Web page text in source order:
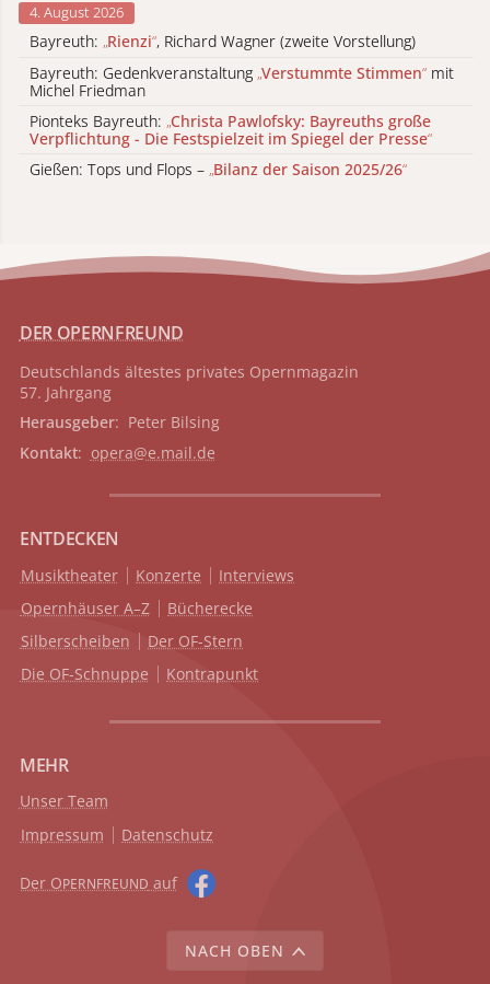
4. August 2026
Bayreuth: „Rienzi“, Richard Wagner (zweite Vorstellung)
Bayreuth: Gedenkveranstaltung „Verstummte Stimmen“ mit
Michel Friedman
Pionteks Bayreuth: „Christa Pawlofsky: Bayreuths große
Verpflichtung - Die Festspielzeit im Spiegel der Presse“
Gießen: Tops und Flops – „Bilanz der Saison 2025/26“
DER OPERNFREUND
Deutschlands ältestes privates Opernmagazin
57. Jahrgang
Herausgeber: Peter Bilsing
Kontakt: opera@e.mail.de
ENTDECKEN
Musiktheater Konzerte
Interviews
Opernhäuser A–Z
Bücherecke
Silberscheiben
Der OF-Stern
Die OF-Schnuppe
Kontrapunkt
MEHR
Unser Team
Impressum
Datenschutz
Der OPERNFREUND auf
NACH OBEN